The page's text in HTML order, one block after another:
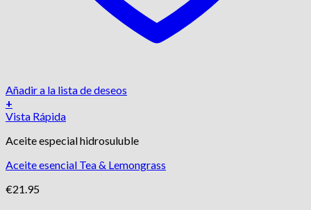
Añadir a la lista de deseos
+
Vista Rápida
Aceite especial hidrosuluble
Aceite esencial Tea & Lemongrass
€21.95